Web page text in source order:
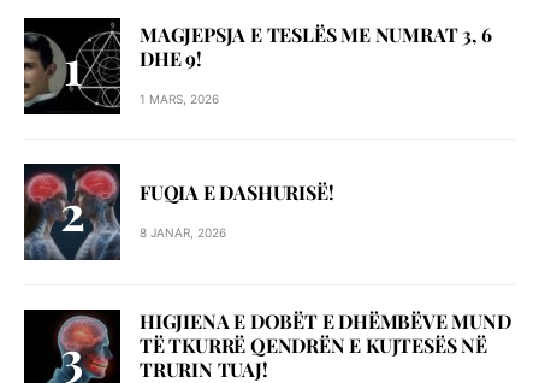
MAGJEPSJA E TESLËS ME NUMRAT 3, 6
DHE 9!
1 MARS, 2026
FUQIA E DASHURISË!
8 JANAR, 2026
HIGJIENA E DOBËT E DHËMBËVE MUND
TË TKURRË QENDRËN E KUJTESËS NË
TRURIN TUAJ!